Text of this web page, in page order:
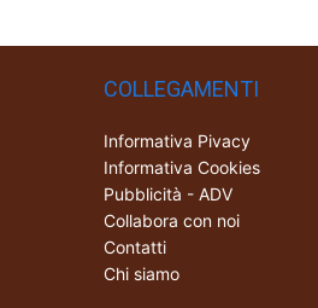
COLLEGAMENTI
Informativa Pivacy
Informativa Cookies
Pubblicità - ADV
Collabora con noi
Contatti
Chi siamo